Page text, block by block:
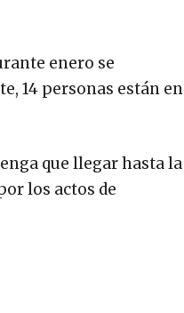
enero se
14 personas están en
que llegar hasta la
los actos de